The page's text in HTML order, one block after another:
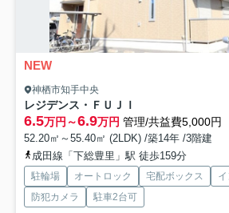
NEW
神栖市知手中央
レジデンス・ＦＵＪＩ
6.5万円～6.9万円 管理/共益費5,000円
52.20㎡～55.40㎡ (2LDK) /築14年 /3階建
成田線「下総豊里」駅 徒歩159分
駐輪場 オートロック 宅配ボックス
防犯カメラ
駐車2台可